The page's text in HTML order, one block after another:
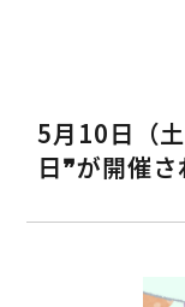
5月10日（
日❞が開催